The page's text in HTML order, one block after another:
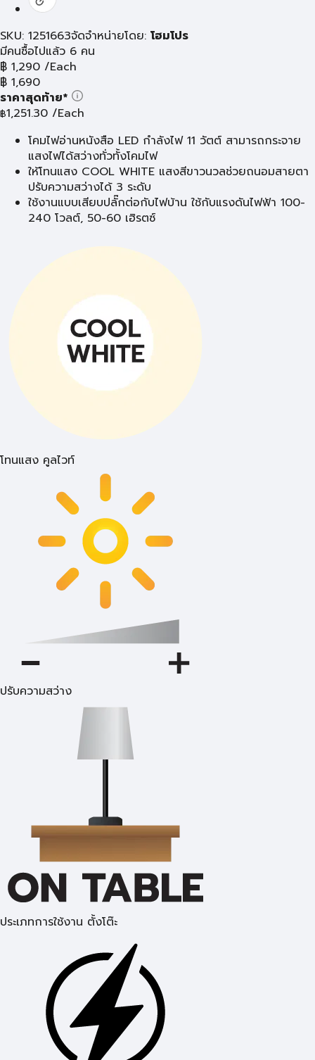
SKU: 1251663จัดจำหน่ายโดย: โฮมโปร
มีคนซื้อไปแล้ว 6 คน
฿ 1,290 /Each
฿ 1,690
ราคาสุดท้าย*
฿1,251.30 /Each
โคมไฟอ่านหนังสือ LED กำลังไฟ 11 วัตต์ สามารถกระจาย
แสงไฟได้สว่างทั่วทั้งโคมไฟ
ให้โทนแสง COOL WHITE แสงสีขาวนวลช่วยถนอมสายตา
ปรับความสว่างได้ 3 ระดับ
ใช้งานแบบเสียบปลั๊กต่อกับไฟบ้าน ใช้กับแรงดันไฟฟ้า 100-
240 โวลต์, 50-60 เฮิรตซ์
โทนแสง คูลไวท์
ปรับความสว่าง
ประเภทการใช้งาน ตั้งโต๊ะ